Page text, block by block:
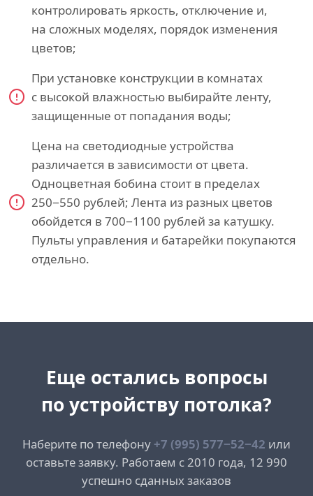
контролировать яркость, отключение и,
на сложных моделях, порядок изменения
цветов;
При установке конструкции в комнатах
с высокой влажностью выбирайте ленту,
защищенные от попадания воды;
Цена на светодиодные устройства
различается в зависимости от цвета.
Одноцветная бобина стоит в пределах
250−550 рублей; Лента из разных цветов
обойдется в 700−1100 рублей за катушку.
Пульты управления и батарейки покупаются
отдельно.
Еще остались вопросы
по устройству потолка?
Наберите по телефону +7 (995) 577−52−42 или
оставьте заявку. Работаем с 2010 года, 12 990
успешно сданных заказов